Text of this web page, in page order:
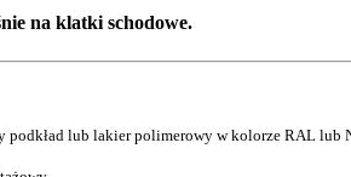
na klatki schodowe.
podkład lub lakier polimerowy w kolorze RAL lub